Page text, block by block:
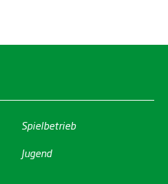
Spielbetrieb
Jugend